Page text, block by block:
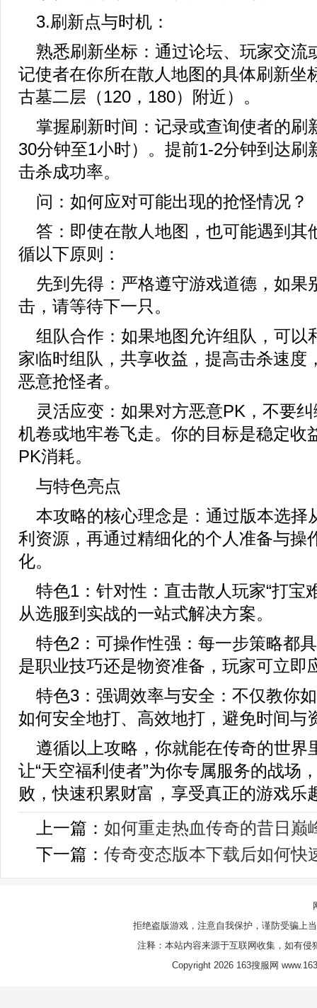
3.刷新点与时机：
熟悉刷新坐标：通过论坛、玩家交流
记使者在你所在散人地图的具体刷新坐
古墓二层（120，180）附近）。
掌握刷新时间：记录或查询使者的刷
30分钟至1小时）。提前1-2分钟到达刷
击杀成功率。
问：如何应对可能出现的抢怪情况？
答：即使在散人地图，也可能遇到其
循以下原则：
先到先得：严格遵守游戏道德，如果
击，请等待下一只。
组队合作：如果地图允许组队，可以
家临时组队，共享收益，提高击杀速度
恶意抢怪者。
灵活应变：如果对方恶意PK，不要
机卷或地牢卷飞走。你的目标是稳定收
PK消耗。
与特色亮点
本攻略的核心理念是：通过版本选择
利资源，再通过精细化的个人准备与操
化。
特色1：针对性：直击散人玩家“打宝
从选服到实战的一站式解决方案。
特色2：可操作性强：每一步策略都
是职业技巧还是物资准备，玩家可立即
特色3：强调效率与安全：不仅教你
如何安全地打、高效地打，避免时间与
遵循以上攻略，你就能在传奇的世界
让“天空福利使者”为你专属服务的战场
败，快速积累财富，享受真正的游戏乐
上一篇： 如何重走热血传奇的昔日巅
下一篇： 传奇变态版本下载后如何快
拒绝盗版游戏，注意自我保护，谨防受骗上
注释：本站内容来源于互联网收集，如有
Copyright 2026 163搜服网